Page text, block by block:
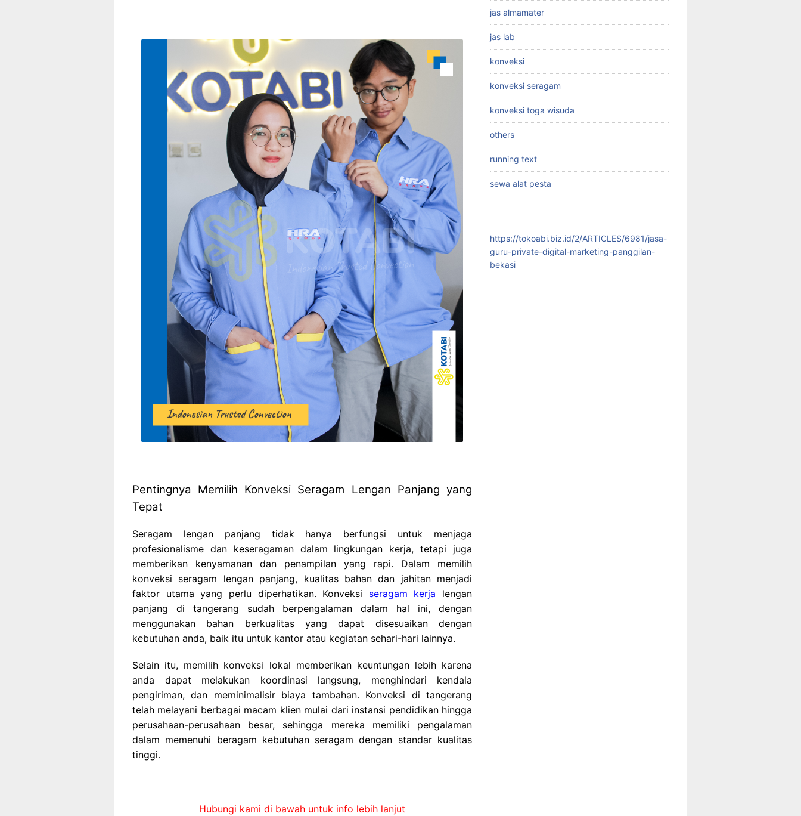
Pentingnya Memilih Konveksi Seragam Lengan Panjang yang
Tepat
Seragam lengan panjang tidak hanya berfungsi untuk menjaga
profesionalisme dan keseragaman dalam lingkungan kerja, tetapi juga
memberikan kenyamanan dan penampilan yang rapi. Dalam memilih
konveksi seragam lengan panjang, kualitas bahan dan jahitan menjadi
faktor utama yang perlu diperhatikan. Konveksi
seragam kerja
lengan
panjang di tangerang sudah berpengalaman dalam hal ini, dengan
menggunakan bahan berkualitas yang dapat disesuaikan dengan
kebutuhan anda, baik itu untuk kantor atau kegiatan sehari-hari lainnya.
Selain itu, memilih konveksi lokal memberikan keuntungan lebih karena
anda dapat melakukan koordinasi langsung, menghindari kendala
pengiriman, dan meminimalisir biaya tambahan. Konveksi di tangerang
telah melayani berbagai macam klien mulai dari instansi pendidikan hingga
perusahaan-perusahaan besar, sehingga mereka memiliki pengalaman
dalam memenuhi beragam kebutuhan seragam dengan standar kualitas
tinggi.
Hubungi kami di bawah untuk info lebih lanjut
jas almamater
jas lab
konveksi
konveksi seragam
konveksi toga wisuda
others
running text
sewa alat pesta
https://tokoabi.biz.id/2/ARTICLES/6981/jasa-
guru-private-digital-marketing-panggilan-
bekasi